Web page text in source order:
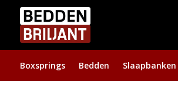
Boxsprings Bedden Slaapbanken